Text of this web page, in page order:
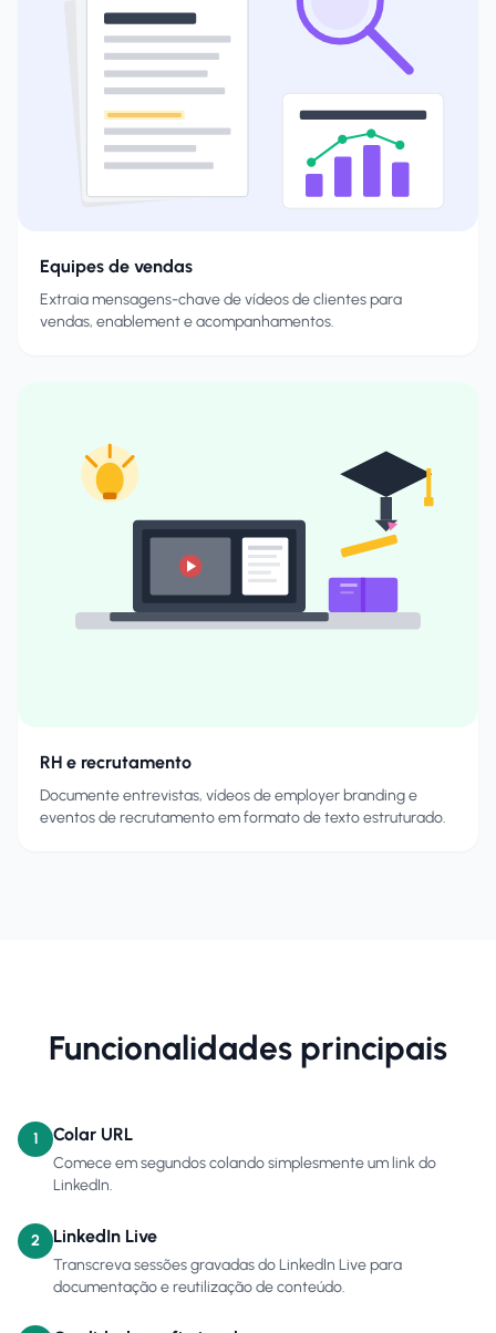
Equipes de vendas
Extraia mensagens-chave de vídeos de clientes para
vendas, enablement e acompanhamentos.
RH e recrutamento
Documente entrevistas, vídeos de employer branding e
eventos de recrutamento em formato de texto estruturado.
Funcionalidades principais
1 Colar URL
Comece em segundos colando simplesmente um link do
LinkedIn.
2 LinkedIn Live
Transcreva sessões gravadas do LinkedIn Live para
documentação e reutilização de conteúdo.